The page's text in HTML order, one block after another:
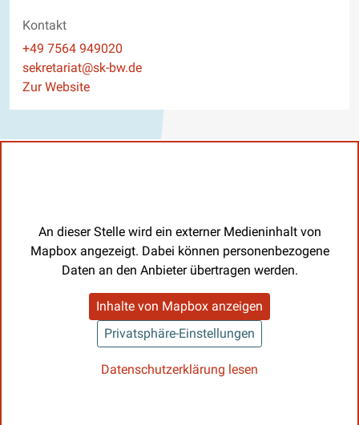
Kontakt
Telefon
+49 7564 949020
E-Mail
sekretariat@sk-bw.de
Website
Zur Website
An dieser Stelle wird ein externer Medieninhalt von
Mapbox angezeigt. Dabei können personenbezogene
Daten an den Anbieter übertragen werden.
Inhalte von Mapbox anzeigen
Privatsphäre-Einstellungen
Datenschutzerklärung lesen